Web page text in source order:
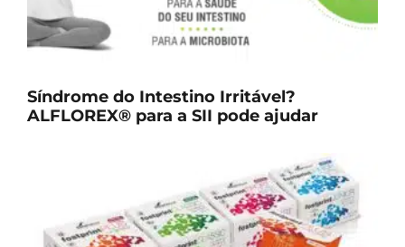
Síndrome do Intestino Irritável?
ALFLOREX® para a SII pode ajudar